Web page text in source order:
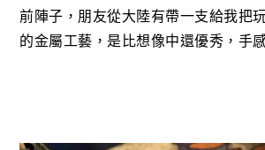
前陣子，朋友從大陸有帶一支給我把
的金屬工藝，是比想像中還優秀，手